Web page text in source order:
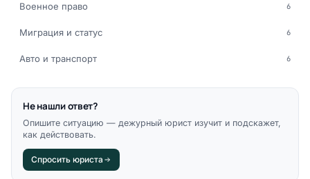
Военное право 6
Миграция и статус 6
Авто и транспорт 6
Не нашли ответ?
Опишите ситуацию — дежурный юрист изучит и подскажет,
как действовать.
Спросить юриста